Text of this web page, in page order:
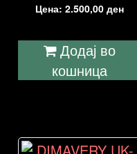
Цена:2.500,00ден
Додај во
кошница